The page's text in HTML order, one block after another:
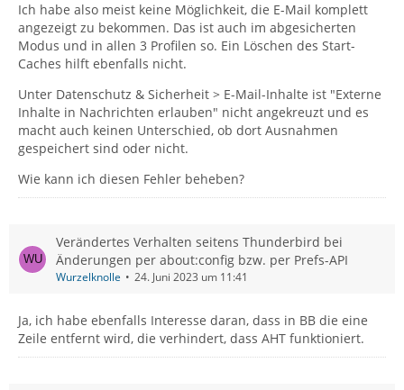
Ich habe also meist keine Möglichkeit, die E-Mail komplett
angezeigt zu bekommen. Das ist auch im abgesicherten
Modus und in allen 3 Profilen so. Ein Löschen des Start-
Caches hilft ebenfalls nicht.
Unter Datenschutz & Sicherheit > E-Mail-Inhalte ist "Externe
Inhalte in Nachrichten erlauben" nicht angekreuzt und es
macht auch keinen Unterschied, ob dort Ausnahmen
gespeichert sind oder nicht.
Wie kann ich diesen Fehler beheben?
Verändertes Verhalten seitens Thunderbird bei
Änderungen per about:config bzw. per Prefs-API
Wurzelknolle 24. Juni 2023 um 11:41
Ja, ich habe ebenfalls Interesse daran, dass in BB die eine
Zeile entfernt wird, die verhindert, dass AHT funktioniert.